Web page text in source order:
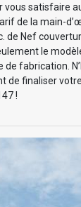
vous satisfaire
de la main-
de Nef
le
fabrication.
de finaliser
!